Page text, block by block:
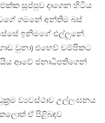
සූප්පුව දාගෙන හිටිය
ගමනේ අන්තිම බස්
ඉනිමගේ එල්ලුනේ.
වුනා) එහෙව් චම්පිකට
ආවේ ජනාධිපතිගෙන්
ව්‍යවස්ථාව උල්ලංඝනය
ඒ පිළිබඳව